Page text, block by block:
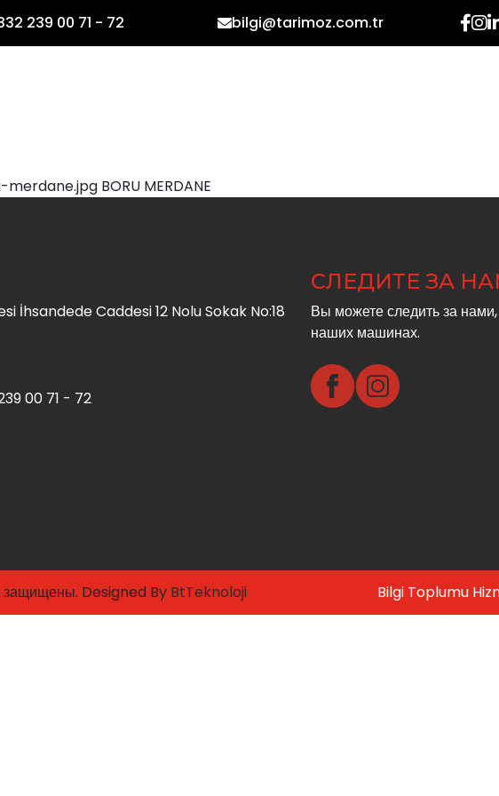
239 00 71 - 72 bilgi@tarimoz.com.tr
BORU MERDANE
İhsandede Caddesi 12 Nolu Sokak No:18
00 71 - 72
СЛЕДИТЕ ЗА
Вы можете следить за
наших машинах.
защищены. Designed By BtTeknoloji Bilgi Toplumu